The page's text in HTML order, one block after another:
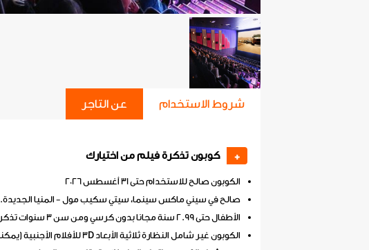
شروط الاستخدام عن التاجر
+ كوبون تذكرة فيلم من اختيارك
الكوبون صالح للاستخدام حتى 31 أغسطس 2026
صالح في سيني ماكس سينما، سيتي سكيب مول - المنيا الجديدة.
الأطفال حتى 2.99 سنة مجانا بدون كرسي ومن سن 3 سنوات تذكرة كاملة.
الكوبون غير شامل النظارة ثلاثية الأبعاد 3D للأفلام الأجنبية (يمكنك شرائها من السينما قبل الفيلم).